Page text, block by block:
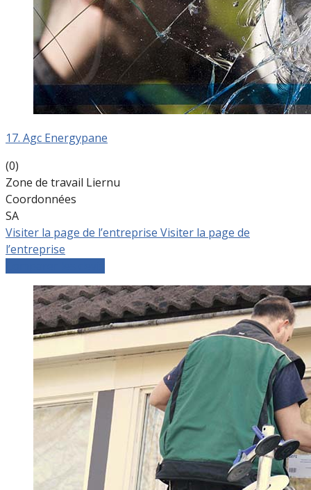
17. Agc Energypane
(0)
Zone de travail Liernu
Coordonnées
SA
Visiter la page de l’entreprise Visiter la page de
l’entreprise